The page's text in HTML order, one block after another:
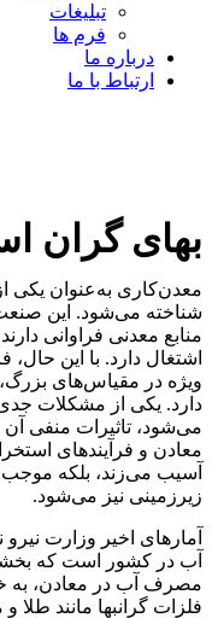
تبلیغات
فرم ها
درباره ما
ارتباط با ما
بهای گران
معدن‌کاری به‌عنوان یکی
شناخته می‌شود. این صنعت
منابع معدنی فراوانی
اشتغال دارد. با این حال،
ویژه در مقیاس‌های بزرگ،
دارد. یکی از مشکلات
می‌شود، تاثیرات منفی
معادن و فرآیندهای
آسیب می‌زند، بلکه موجب
زیرزمینی نیز می‌شود.
آب در کشور است که
مصرف آب در معادن، به
فلزات گرانبها مانند